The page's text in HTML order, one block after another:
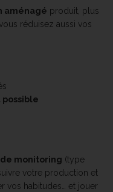
aménagé produit, plus
réduisez aussi vos
possible
de monitoring (type
votre production et
vos habitudes… et jouer